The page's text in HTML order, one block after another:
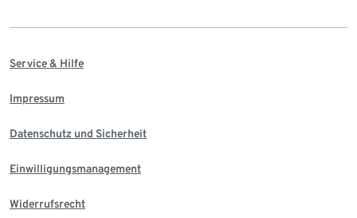
Service & Hilfe
Impressum
Datenschutz und Sicherheit
Einwilligungsmanagement
Widerrufsrecht